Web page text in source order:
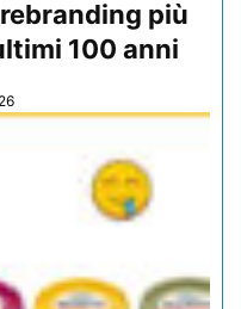
rebranding più
100 anni